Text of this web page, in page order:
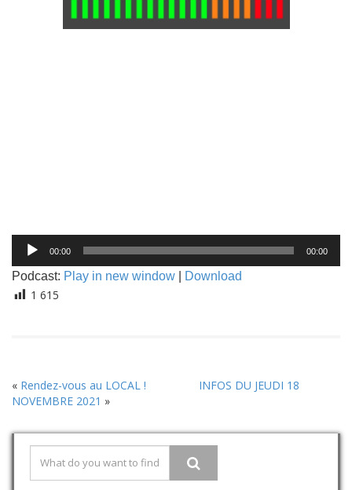
Lecteur
audio
00:00 00:00
Podcast: Play in new window Download
1 615
« Rendez-vous au LOCAL !
INFOS DU JEUDI 18
NOVEMBRE 2021 »